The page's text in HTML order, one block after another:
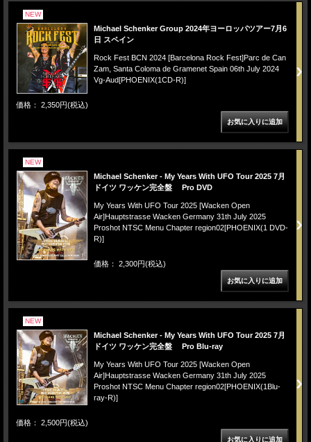
NEW
Michael Schenker Group 2024年ヨーロッパツアー7月6
日 スペイン
Rock Fest BCN 2024 [Barcelona Rock Fest]Parc de Can
Zam, Santa Coloma de Gramenet Spain 06th July 2024
Vg-Aud[PHOENIX(1CD-R)]
価格： 2,350円(税込)
NEW
Michael Schenker - My Years With UFO Tour 2025 7月
ドイツ ワッケン完全盤 Pro DVD
My Years With UFO Tour 2025 [Wacken Open
Air]Hauptstrasse Wacken Germany 31th July 2025
Proshot NTSC Menu Chapter region02[PHOENIX(1 DVD-
R)]
価格： 2,300円(税込)
NEW
Michael Schenker - My Years With UFO Tour 2025 7月
ドイツ ワッケン完全盤 Pro Blu-ray
My Years With UFO Tour 2025 [Wacken Open
Air]Hauptstrasse Wacken Germany 31th July 2025
Proshot NTSC Menu Chapter region02[PHOENIX(1Blu-
ray-R)]
価格： 2,500円(税込)